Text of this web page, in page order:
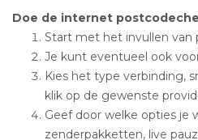
Doe de internet
Start met het invullen van
Je kunt eventueel ook
Kies het type verbinding,
klik op de gewenste
Geef door welke opties je
zenderpakketten, live